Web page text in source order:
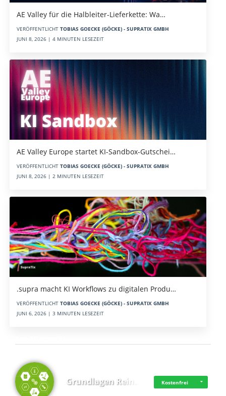
AE Valley für die Halbleiter-Lieferkette: Wa…
VERÖFFENTLICHT TOBIAS GOECKE (GÖCKE) - SUPRATIX GMBH
JUNI 8, 2026 | 4 MINUTEN LESEZEIT
AE Valley Europe startet KI-Sandbox-Gutschei…
VERÖFFENTLICHT TOBIAS GOECKE (GÖCKE) - SUPRATIX GMBH
JUNI 8, 2026 | 2 MINUTEN LESEZEIT
.supra macht KI Workflows zu digitalen Produ…
VERÖFFENTLICHT TOBIAS GOECKE (GÖCKE) - SUPRATIX GMBH
JUNI 6, 2026 | 3 MINUTEN LESEZEIT
Grundlagen Rein… Kostenfrei